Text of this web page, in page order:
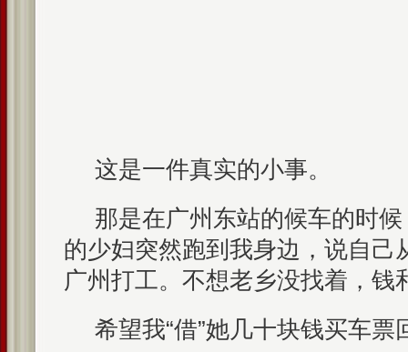
这是一件真实的小事。
那是在广州东站的候车的时
的少妇突然跑到我身边，说自己
广州打工。不想老乡没找着，钱
希望我“借”她几十块钱买车票